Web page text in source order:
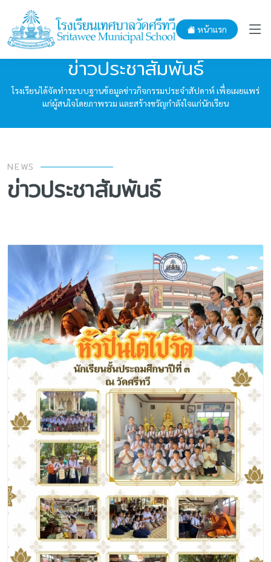
หน้าแรก
ข่าวประชาสัมพันธ์
โรงเรียนได้จัดทำระบบฐานข้อมูลข่าวกิจกรรมประจำสัปดาห์ เพื่อเผยแพร่
แก่ผู้สนใจโดยภาพรวม และสร้างขวัญกำลังใจแก่นักเรียน
NEWS
ข่าวประชาสัมพันธ์